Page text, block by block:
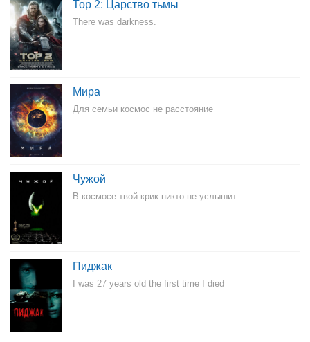
Тор 2: Царство тьмы
There was darkness.
Мира
Для семьи космос не расстояние
Чужой
В космосе твой крик никто не услышит...
Пиджак
I was 27 years old the first time I died